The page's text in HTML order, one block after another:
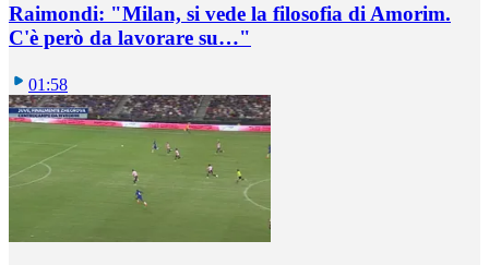
Raimondi: "Milan, si vede la filosofia di Amorim.
C'è però da lavorare su…"
01:58